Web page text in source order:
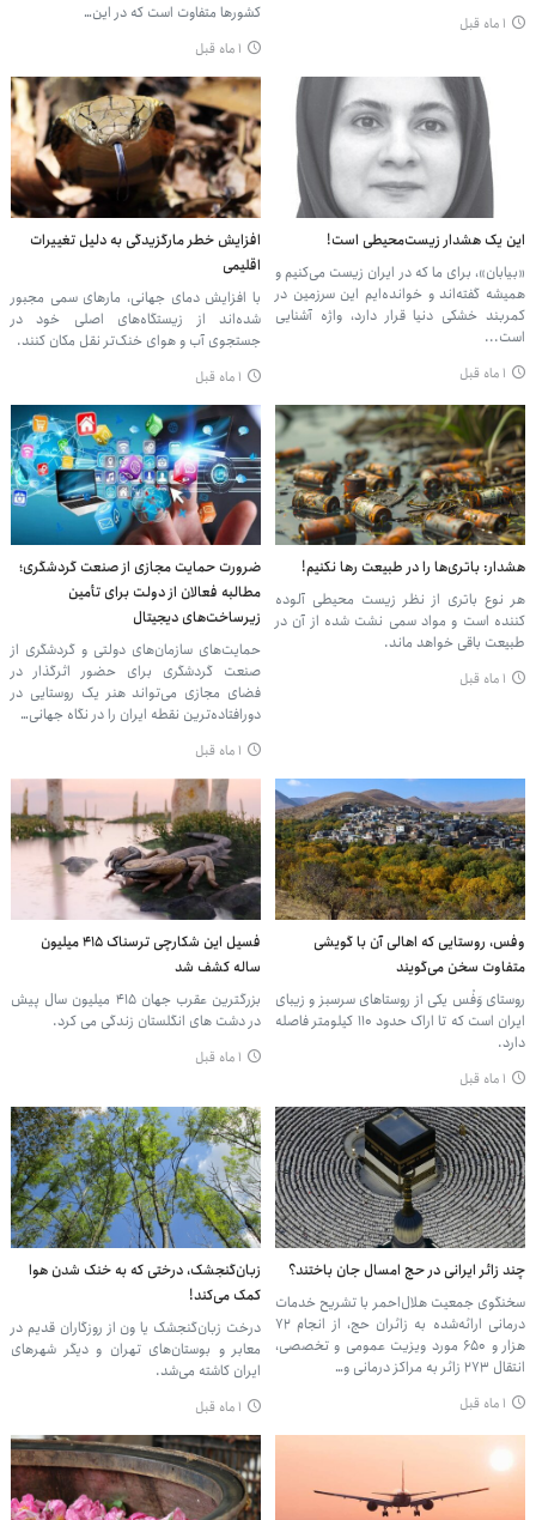
۱ ماه قبل
کشورها متفاوت است که در این…
۱ ماه قبل
این یک هشدار زیست‌محیطی است!
«بیابان»، برای ما که در ایران زیست می‌کنیم و
همیشه گفته‌اند و خوانده‌ایم این سرزمین در
کمربند خشکی دنیا قرار دارد، واژه آشنایی
است...
۱ ماه قبل
افزایش خطر مارگزیدگی به دلیل تغییرات
اقلیمی
با افزایش دمای جهانی، مارهای سمی مجبور
شده‌اند از زیستگاه‌های اصلی خود در
جستجوی آب و هوای خنک‌تر نقل مکان کنند.
۱ ماه قبل
هشدار: باتری‌ها را در طبیعت رها نکنیم!
هر نوع باتری از نظر زیست محیطی آلوده
کننده است و مواد سمی نشت شده از آن در
طبیعت باقی خواهد ماند.
۱ ماه قبل
ضرورت حمایت مجازی از صنعت گردشگری؛
مطالبه فعالان از دولت برای تأمین
زیرساخت‌های دیجیتال
حمایت‌های سازمان‌های دولتی و گردشگری از
صنعت گردشگری برای حضور اثرگذار در
فضای مجازی می‌تواند هنر یک روستایی در
دورافتاده‌ترین نقطه ایران را در نگاه جهانی…
۱ ماه قبل
وفس، روستایی که اهالی آن با گویشی
متفاوت سخن می‌گویند
روستای وَفْس یکی از روستاهای سرسبز و زیبای
ایران است که تا اراک حدود 110 کیلومتر فاصله
دارد.
۱ ماه قبل
فسیل این شکارچی ترسناک ۴۱۵ میلیون
ساله کشف شد
بزرگترین عقرب جهان ۴۱۵ میلیون سال پیش
در دشت های انگلستان زندگی می کرد.
۱ ماه قبل
چند زائر ایرانی در حج امسال جان باختند؟
سخنگوی جمعیت هلال‌احمر با تشریح خدمات
درمانی ارائه‌شده به زائران حج، از انجام ۷۲
هزار و ۶۵۰ مورد ویزیت عمومی و تخصصی،
انتقال ۲۷۳ زائر به مراکز درمانی و…
۱ ماه قبل
زبان‌گنجشک، درختی که به خنک شدن هوا
کمک می‌کند!
درخت زبان‌گنجشک یا ون از روزگاران قدیم در
معابر و بوستان‌های تهران و دیگر شهرهای
ایران کاشته می‌شد.
۱ ماه قبل